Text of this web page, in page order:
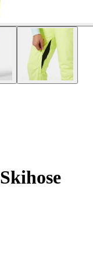
Skihose